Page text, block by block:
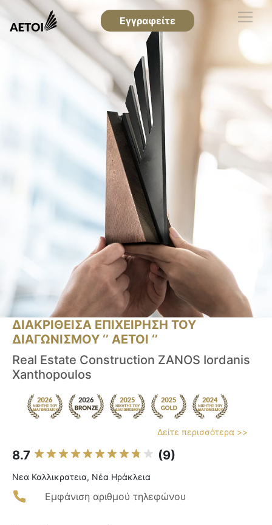
Εγγραφείτε
ΔΙΑΚΡΙΘΕΙΣΑ ΕΠΙΧΕΙΡΗΣΗ ΤΟΥ
ΔΙΑΓΩΝΙΣΜΟΥ ‘’ ΑΕΤΟΙ ‘’
Real Estate Construction ZANOS Iordanis
Xanthopoulos
Δείτε περισσότερα >>
8.7 (9)
Νεα Καλλικρατεια, Νέα Ηράκλεια
Εμφάνιση αριθμού τηλεφώνου